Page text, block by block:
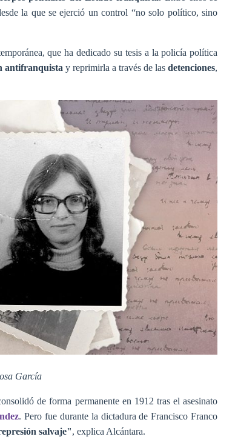
la que se ejerció un control “no solo político, sino
que ha dedicado su tesis a la policía política
antifranquista y reprimirla a través de lasdetenciones,
García
de forma permanente en 1912 tras el asesinato
. Pero fue durante la dictadura de Francisco Franco
salvaje", explica Alcántara.